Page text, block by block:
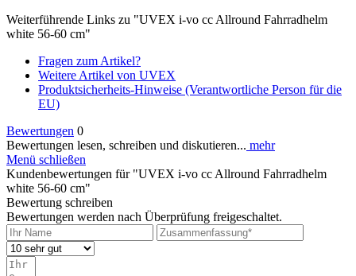
Weiterführende Links zu "UVEX i-vo cc Allround Fahrradhelm
white 56-60 cm"
Fragen zum Artikel?
Weitere Artikel von UVEX
Produktsicherheits-Hinweise (Verantwortliche Person für die
EU)
Bewertungen 0
Bewertungen lesen, schreiben und diskutieren... mehr
Menü schließen
Kundenbewertungen für "UVEX i-vo cc Allround Fahrradhelm
white 56-60 cm"
Bewertung schreiben
Bewertungen werden nach Überprüfung freigeschaltet.